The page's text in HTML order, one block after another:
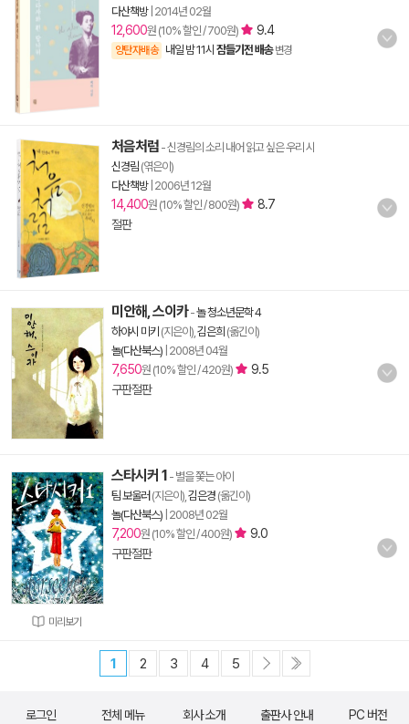
다산책방| 2014년 02월
12,600원 (10% 할인 / 700원) 9.4
양탄자배송 내일 밤 11시 잠들기전 배송 변경
처음처럼 - 신경림의 소리 내어 읽고 싶은 우리 시
신경림 (엮은이)
다산책방| 2006년 12월
14,400원 (10% 할인 / 800원)
8.7
절판
미안해, 스이카-놀 청소년문학 4
하야시 미키 (지은이), 김은희 (옮긴이)
놀(다산북스) 2008년 04월
7,650원 (10% 할인 / 420원)
9.5
구판절판
미리보기
스타시커 1 - 별을 쫓는 아이
팀 보울러 (지은이), 김은경 (옮긴이)
놀(다산북스) 2008년 02월
7,200원 (10% 할인 / 400원)
9.0
구판절판
1 2 3 4 5
로그인 전체 메뉴 회사 소개 출판사 안내 PC 버전